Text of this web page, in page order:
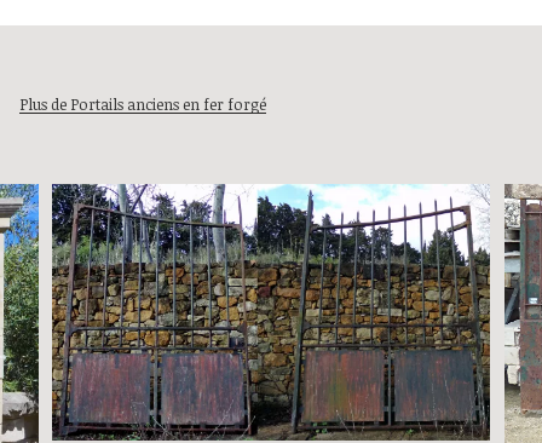
Plus de Portails anciens en fer forgé